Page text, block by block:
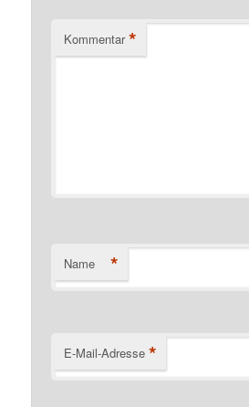
Kommentar *
Name *
E-Mail-Adresse *